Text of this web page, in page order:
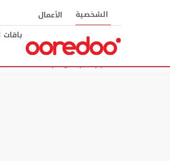
الشخصية الأعمال
باقات
مركز الأخبار عن الشركة Ooredoo قطر ملتزمة باستقطاب وتطوير الكفاءات